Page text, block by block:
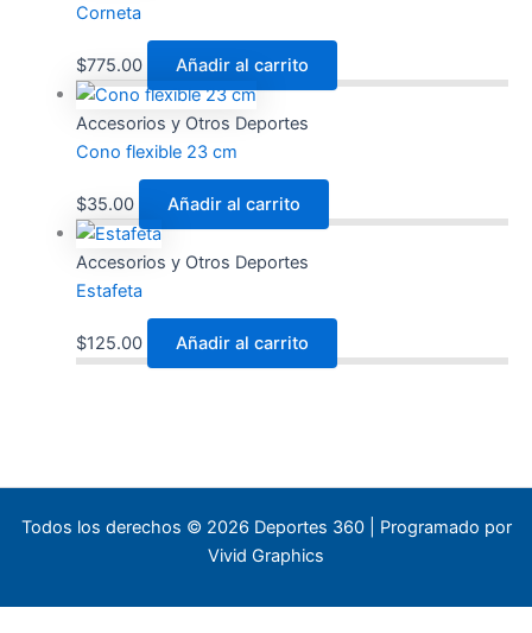
Corneta
$775.00 Añadir al carrito
Accesorios y Otros Deportes
Cono flexible 23 cm
$35.00 Añadir al carrito
Accesorios y Otros Deportes
Estafeta
$125.00 Añadir al carrito
Todos los derechos © 2026 Deportes 360 | Programado por
Vivid Graphics